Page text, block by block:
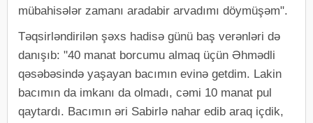
mübahisələr zamanı aradabir arvadımı döymüşəm".
Təqsirləndirilən şəxs hadisə günü baş verənləri də
danışıb: "40 manat borcumu almaq üçün Əhmədli
qəsəbəsində yaşayan bacımın evinə getdim. Lakin
bacımın da imkanı da olmadı, cəmi 10 manat pul
qaytardı. Bacımın əri Sabirlə nahar edib araq içdik,